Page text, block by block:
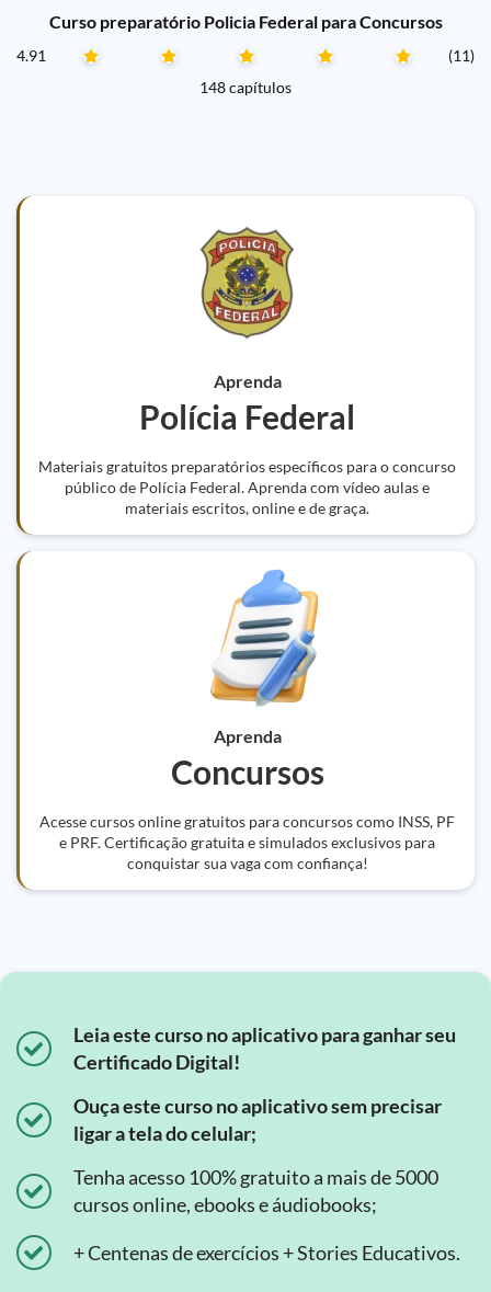
Curso preparatório Policia Federal para Concursos
4.91
(11)
148 capítulos
Aprenda
Polícia Federal
Materiais gratuitos preparatórios específicos para o concurso
público de Polícia Federal. Aprenda com vídeo aulas e
materiais escritos, online e de graça.
Aprenda
Concursos
Acesse cursos online gratuitos para concursos como INSS, PF
e PRF. Certificação gratuita e simulados exclusivos para
conquistar sua vaga com confiança!
Leia este curso no aplicativo para ganhar seu
Certificado Digital!
Ouça este curso no aplicativo sem precisar
ligar a tela do celular;
Tenha acesso 100% gratuito a mais de 5000
cursos online, ebooks e áudiobooks;
+ Centenas de exercícios + Stories Educativos.